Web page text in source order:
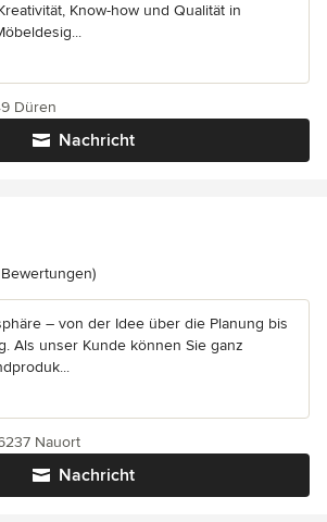
Know-how und Qualität in
Nachricht
Düren
5 von 5 Sternen
– von der Idee über die Planung bis
Als unser Kunde können Sie ganz
Nachricht
Nauort